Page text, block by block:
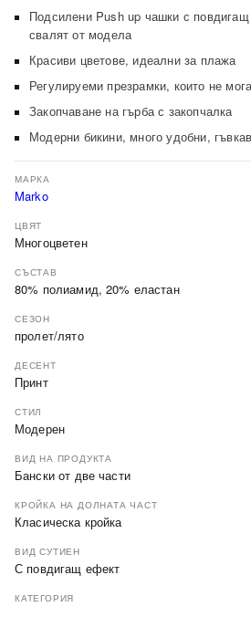
Подсилени Push up чашки с
свалят от модела
Красиви цветове, идеални за плажа
Регулируеми презрамки, които не
Закопчаване на гърба с закопчалка
Модерни бикини, много удобни,
МАРКА
Marko
ЦВЯТ
Многоцветен
СЪСТАВ
80% полиамид, 20% еластан
СЕЗОН
пролет/лято
ДЕСЕНТ
Принт
СТИЛ
Модерен
ВИД НА ПРОДУКТА
Бански от две части
КРОЙКА НА ДОЛНАТА ЧАСТ
Класическа кройка
ВИД СУТИЕН
С повдигащ ефект
КАТЕГОРИЯ